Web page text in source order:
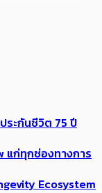
ระกันชีวิต 75 ปี
ก่ทุกช่องทางการ
Ecosystem